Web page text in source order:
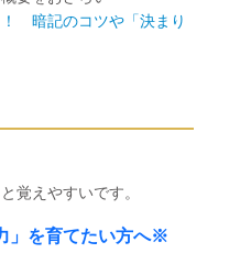
暗記のコツや「決まり
覚えやすいです。
」を育てたい方へ※